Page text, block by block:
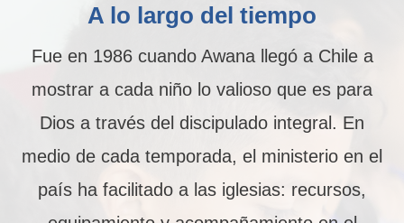
A lo largo del tiempo
Fue en 1986 cuando Awana llegó a Chile a
mostrar a cada niño lo valioso que es para
Dios a través del discipulado integral. En
medio de cada temporada, el ministerio en el
país ha facilitado a las iglesias: recursos,